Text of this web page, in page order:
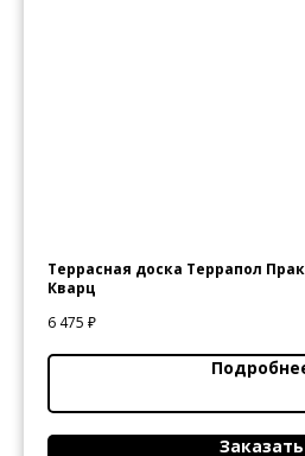
Террасная доска Террапол
Кварц
6 475 ₽
Заказать